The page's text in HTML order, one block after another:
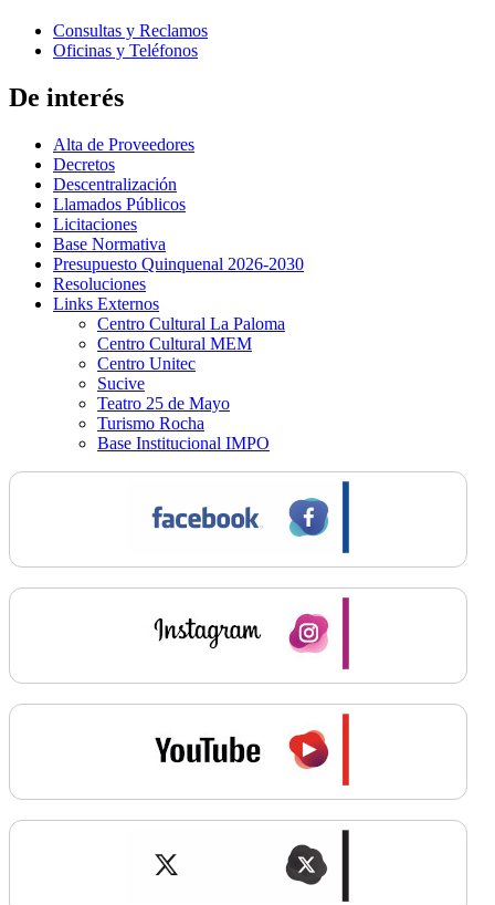
Consultas y Reclamos
Oficinas y Teléfonos
De interés
Alta de Proveedores
Decretos
Descentralización
Llamados Públicos
Licitaciones
Base Normativa
Presupuesto Quinquenal 2026-2030
Resoluciones
Links Externos
Centro Cultural La Paloma
Centro Cultural MEM
Centro Unitec
Sucive
Teatro 25 de Mayo
Turismo Rocha
Base Institucional IMPO